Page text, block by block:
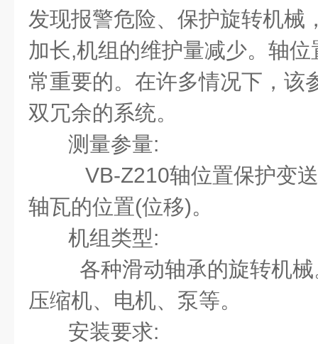
发现报警危险、保护旋转机械
加长,机组的维护量减少。轴
常重要的。在许多情况下，该
双冗余的系统。
测量参量:
VB-Z210轴位置保护变
轴瓦的位置(位移)。
机组类型:
各种滑动轴承的旋转机
压缩机、电机、泵等。
安装要求: